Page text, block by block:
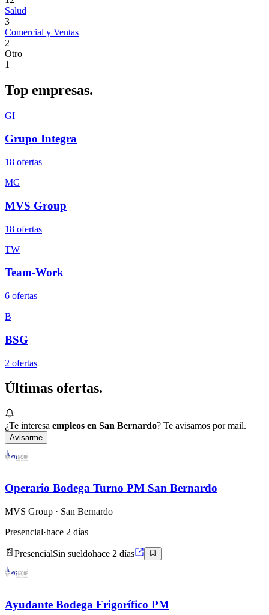
Salud
3
Comercial y Ventas
2
Otro
1
Top empresas.
GI
Grupo Integra
18 ofertas
MG
MVS Group
18 ofertas
TW
Team-Work
6 ofertas
B
BSG
2 ofertas
Últimas ofertas.
¿Te interesa empleos en San Bernardo? Te avisamos por mail.
Avisarme
Operario Bodega Turno PM San Bernardo
MVS Group · San Bernardo
Presencial·hace 2 días
PresencialSin sueldohace 2 días
Ayudante Bodega Frigorífico PM